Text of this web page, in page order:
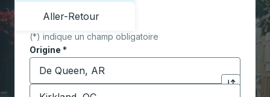
Aller-Retour
(*) indique un champ obligatoire
Origine *
Commencez à saisir la ville d'origine pour ouvrir
Cliquez
Destination *